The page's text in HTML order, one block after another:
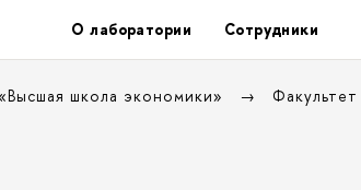
О лаборатории Сотрудники
школа экономики»